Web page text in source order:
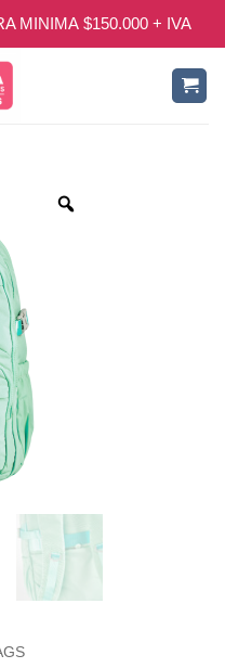
MINIMA $150.000 + IVA